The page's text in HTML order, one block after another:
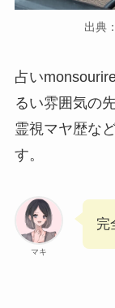
出典：
占い
るい雰囲気の
霊視マヤ歴な
す。
マキ
完